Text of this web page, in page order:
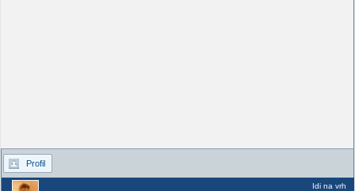
Profil
Idi na vrh